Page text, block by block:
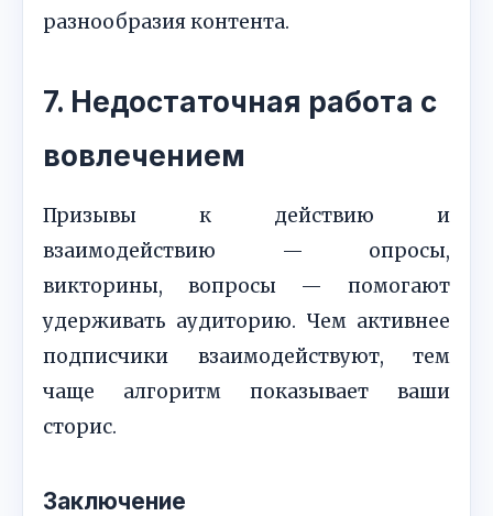
разнообразия контента.
7. Недостаточная работа с
вовлечением
Призывы к действию и
взаимодействию — опросы,
викторины, вопросы — помогают
удерживать аудиторию. Чем активнее
подписчики взаимодействуют, тем
чаще алгоритм показывает ваши
сторис.
Заключение